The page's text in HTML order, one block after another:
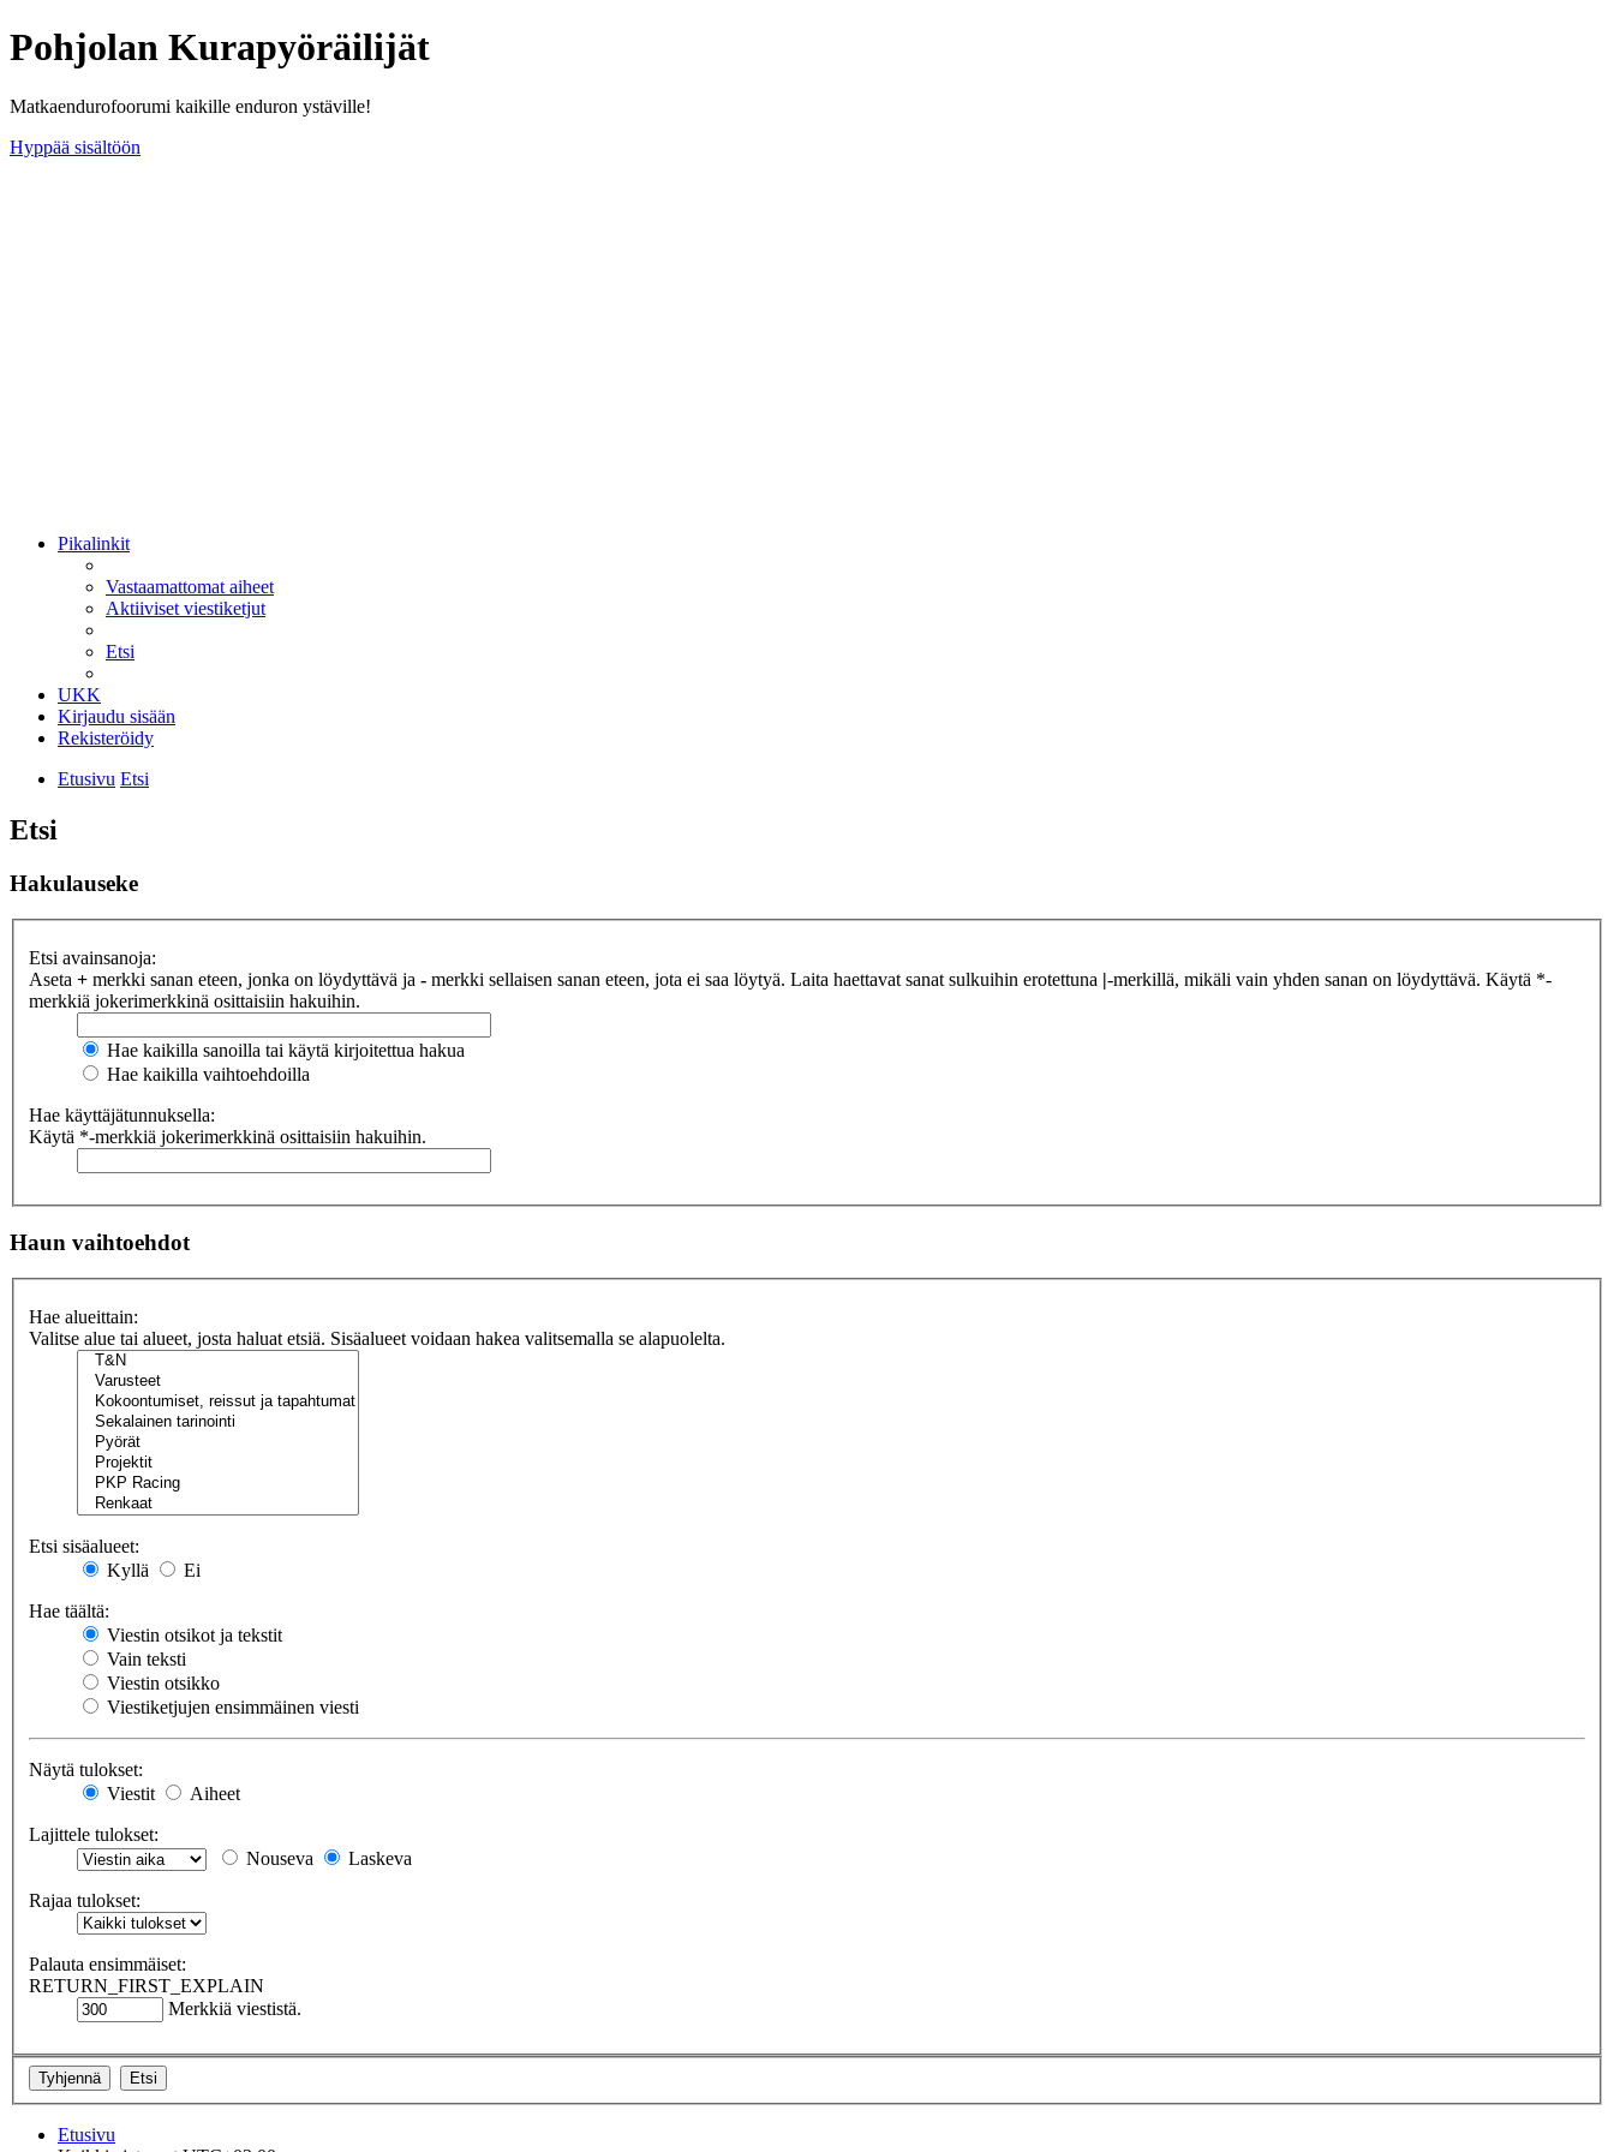
Pohjolan Kurapyöräilijät
Matkaendurofoorumi kaikille enduron ystäville!
Hyppää sisältöön
Pikalinkit
Vastaamattomat aiheet
Aktiiviset viestiketjut
Etsi
UKK
Kirjaudu sisään
Rekisteröidy
Etusivu Etsi
Etsi
Hakulauseke
Etsi avainsanoja:
Aseta + merkki sanan eteen, jonka on löydyttävä ja - merkki sellaisen sanan eteen, jota ei saa löytyä. Laita haettavat sanat sulkuihin erotettuna |-merkillä, mikäli vain yhden sanan on löydyttävä. Käytä *-
merkkiä jokerimerkkinä osittaisiin hakuihin.
Hae kaikilla sanoilla tai käytä kirjoitettua hakua
Hae kaikilla vaihtoehdoilla
Hae käyttäjätunnuksella:
Käytä *-merkkiä jokerimerkkinä osittaisiin hakuihin.
Haun vaihtoehdot
Hae alueittain:
Valitse alue tai alueet, josta haluat etsiä. Sisäalueet voidaan hakea valitsemalla se alapuolelta.
Etsi sisäalueet:
Kyllä
Ei
Hae täältä:
Viestin otsikot ja tekstit
Vain teksti
Viestin otsikko
Viestiketjujen ensimmäinen viesti
Näytä tulokset:
Viestit
Aiheet
Lajittele tulokset:
Nouseva
Laskeva
Rajaa tulokset:
Palauta ensimmäiset:
RETURN_FIRST_EXPLAIN
Merkkiä viestistä.
Etusivu